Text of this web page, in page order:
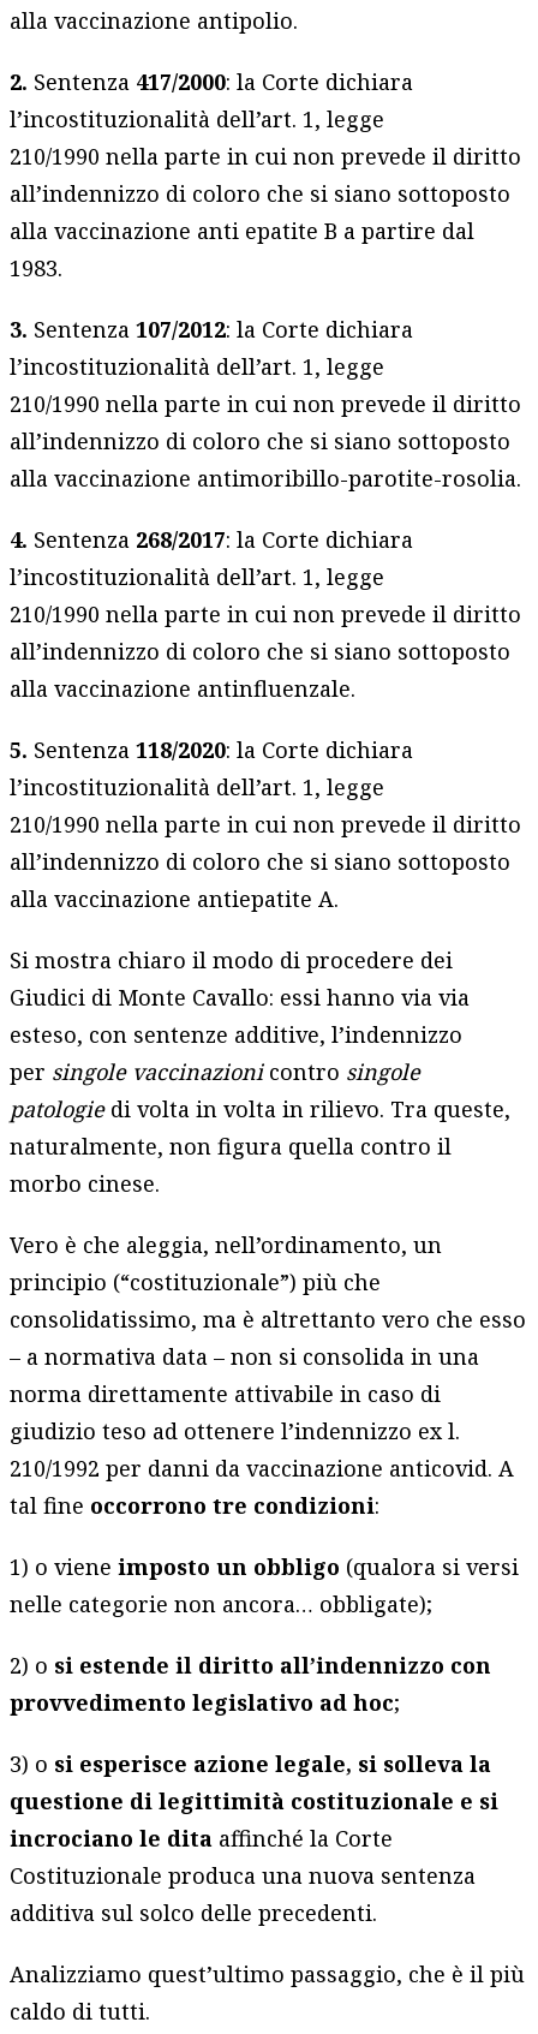
alla vaccinazione antipolio.
2. Sentenza 417/2000: la Corte dichiara
l’incostituzionalità dell’art. 1, legge
210/1990 nella parte in cui non prevede il diritto
all’indennizzo di coloro che si siano sottoposto
alla vaccinazione anti epatite B a partire dal
1983.
3. Sentenza107/2012: la Corte dichiara
l’incostituzionalità dell’art. 1, legge
210/1990 nella parte in cui non prevede il diritto
all’indennizzo di coloro che si siano sottoposto
alla vaccinazione antimoribillo-parotite-rosolia.
4. Sentenza 268/2017: la Corte dichiara
l’incostituzionalità dell’art. 1, legge
210/1990 nella parte in cui non prevede il diritto
all’indennizzo di coloro che si siano sottoposto
alla vaccinazione antinfluenzale.
5. Sentenza118/2020: la Corte dichiara
l’incostituzionalità dell’art. 1, legge
210/1990 nella parte in cui non prevede il diritto
all’indennizzo di coloro che si siano sottoposto
alla vaccinazione antiepatite A.
Si mostra chiaro il modo di procedere dei
Giudici di Monte Cavallo: essi hanno via via
esteso, con sentenze additive, l’indennizzo
per singole vaccinazionicontro singole
patologiedi volta in volta in rilievo. Tra queste,
naturalmente, non figura quella contro il
morbo cinese.
Vero è che aleggia, nell’ordinamento, un
principio (“costituzionale”) più che
consolidatissimo, ma è altrettanto vero che esso
– a normativa data – non si consolida in una
norma direttamente attivabile in caso di
giudizio teso ad ottenere l’indennizzo ex l.
210/1992 per danni da vaccinazione anticovid. A
tal fine occorrono tre condizioni:
1) o viene imposto un obbligo (qualora si versi
nelle categorie non ancora… obbligate);
2) o si estende il diritto all’indennizzo con
provvedimento legislativo ad hoc;
3) o si esperisce azione legale, si solleva la
questione di legittimità costituzionale e si
incrociano le dita affinché la Corte
Costituzionale produca una nuova sentenza
additiva sul solco delle precedenti.
Analizziamo quest’ultimo passaggio, che è il più
caldo di tutti.